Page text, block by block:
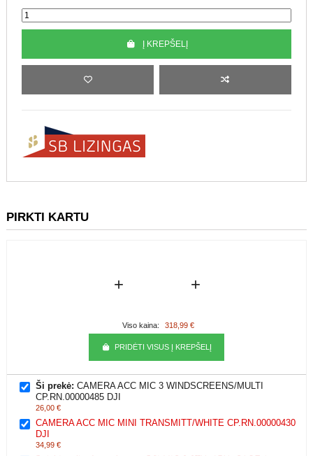
Weight 0.0012 kg
+ +
PRIDĖTI VISUS Į KREPŠELĮ
Ši prekė:CAMERA ACC MIC 3 WINDSCREENS/MULTI
CP.RN.00000485 DJI
26,00 €